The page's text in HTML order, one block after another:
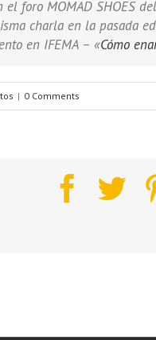
foro MOMAD SHOES
charla en la pasada
en IFEMA – «Cómo
| 0 Comments